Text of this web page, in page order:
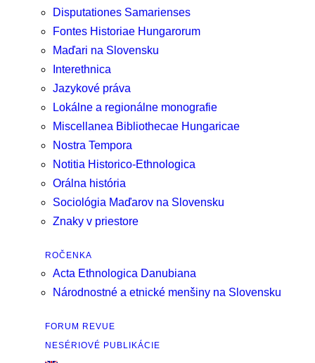
Disputationes Samarienses
Fontes Historiae Hungarorum
Maďari na Slovensku
Interethnica
Jazykové práva
Lokálne a regionálne monografie
Miscellanea Bibliothecae Hungaricae
Nostra Tempora
Notitia Historico-Ethnologica
Orálna história
Sociológia Maďarov na Slovensku
Znaky v priestore
ROČENKA
Acta Ethnologica Danubiana
Národnostné a etnické menšiny na Slovensku
FORUM REVUE
NESÉRIOVÉ PUBLIKÁCIE